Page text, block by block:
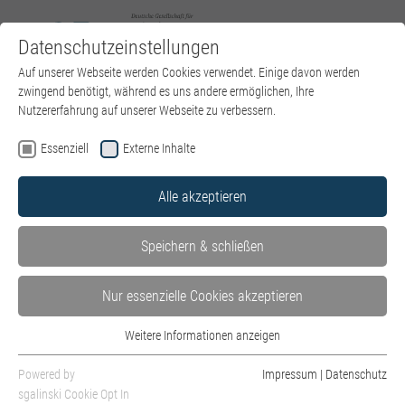
Zum Hauptinhalt springen
Sie sind hier:
DGPT e.V. News Artikel
Geschäftsführender Vorstand neu gewählt!
September 2025 - Information
Datenschutzeinstellungen
Auf unserer Webseite werden Cookies verwendet. Einige davon werden
zwingend benötigt, während es uns andere ermöglichen, Ihre
Nutzererfahrung auf unserer Webseite zu verbessern.
Essenziell Externe Inhalte
Alle akzeptieren
Speichern & schließen
Nur essenzielle Cookies akzeptieren
Essenzielle Cookies werden für grundlegende Funktionen der Webseite
benötigt. Dadurch ist gewährleistet, dass die Webseite einwandfrei
Weitere Informationen anzeigen
Powered by
sgalinski Cookie Opt In
Impressum | Datenschutz